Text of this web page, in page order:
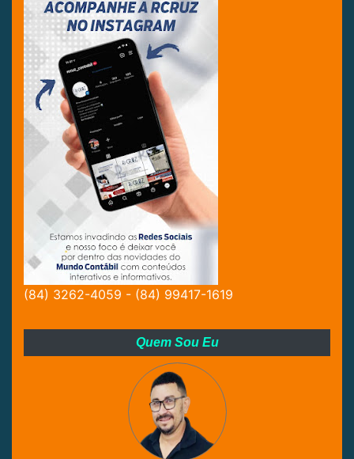
(84) 3262-4059 - (84) 99417-1619
Quem Sou Eu